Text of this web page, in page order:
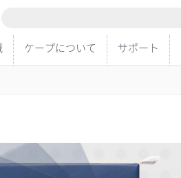
ケープについて サポート